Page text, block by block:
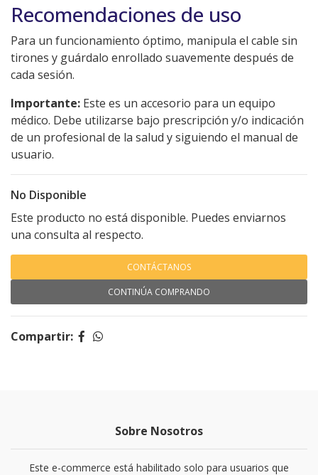
Recomendaciones de uso
Para un funcionamiento óptimo, manipula el cable sin
tirones y guárdalo enrollado suavemente después de
cada sesión.
Importante: Este es un accesorio para un equipo
médico. Debe utilizarse bajo prescripción y/o indicación
de un profesional de la salud y siguiendo el manual de
usuario.
No Disponible
Este producto no está disponible. Puedes enviarnos
una consulta al respecto.
CONTÁCTANOS
CONTINÚA COMPRANDO
Compartir:
Sobre Nosotros
Este e-commerce está habilitado solo para usuarios que